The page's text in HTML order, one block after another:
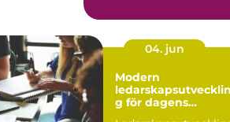
04. jun
Modern
ledarskapsutvecklin
g för dagens